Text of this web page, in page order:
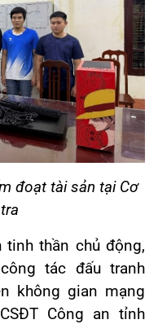
đoạt tài sản tại Cơ
thần chủ động,
tác đấu tranh
không gian mạng
Công an tỉnh